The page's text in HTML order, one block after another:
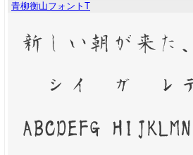
青柳衡山フォントT